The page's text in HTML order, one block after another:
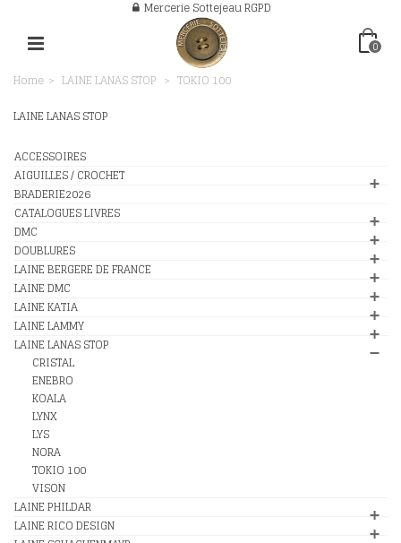
Mercerie Sottejeau RGPD
0
Home > LAINE LANAS STOP > TOKIO 100
LAINE LANAS STOP
ACCESSOIRES
AIGUILLES / CROCHET
BRADERIE2026
CATALOGUES LIVRES
DMC
DOUBLURES
LAINE BERGERE DE FRANCE
LAINE DMC
LAINE KATIA
LAINE LAMMY
LAINE LANAS STOP
CRISTAL
ENEBRO
KOALA
LYNX
LYS
NORA
TOKIO 100
VISON
LAINE PHILDAR
LAINE RICO DESIGN